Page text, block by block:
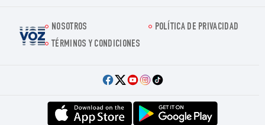
Voz.us
NOSOTROS
POLÍTICA DE PRIVACIDAD
TÉRMINOS Y CONDICIONES